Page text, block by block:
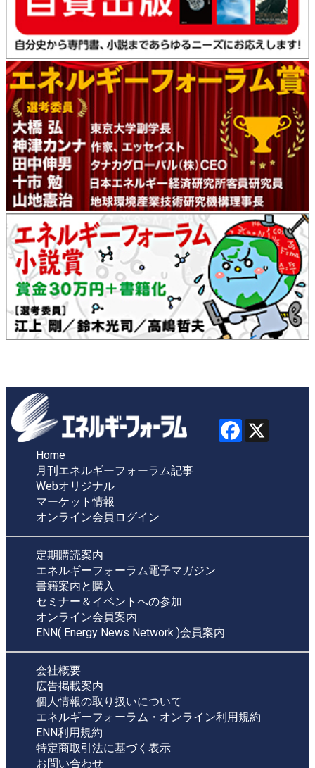
Home
月刊エネルギーフォーラム記事
Webオリジナル
マーケット情報
オンライン会員ログイン
定期購読案内
エネルギーフォーラム電子マガジン
書籍案内と購入
セミナー＆イベントへの参加
オンライン会員案内
ENN( Energy News Network )会員案内
会社概要
広告掲載案内
個人情報の取り扱いについて
エネルギーフォーラム・オンライン利用規約
ENN利用規約
特定商取引法に基づく表示
お問い合わせ